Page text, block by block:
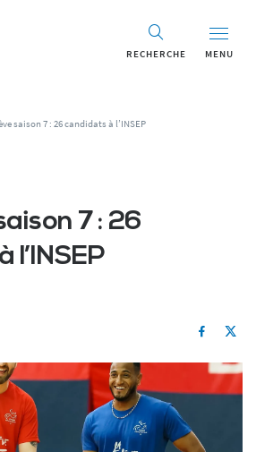
RECHERCHE MENU
saison 7 : 26 candidats à l’INSEP
7 : 26
l’INSEP